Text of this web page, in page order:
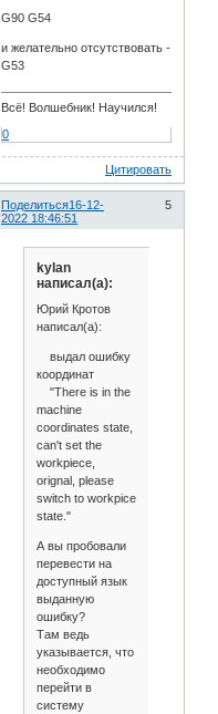
G90 G54
и желательно отсутствовать -
G53
Всё! Волшебник! Научился!
0
Цитировать
Поделиться 5
16-12-
2022 18:46:51
kylan
написал(а):
Юрий Кротов
написал(а):
выдал ошибку
координат
"There is in the
machine
coordinates state,
can't set the
workpiece,
orignal, please
switch to workpice
state."
А вы пробовали
перевести на
доступный язык
выданную
ошибку?
Там ведь
указывается, что
необходимо
перейти в
систему